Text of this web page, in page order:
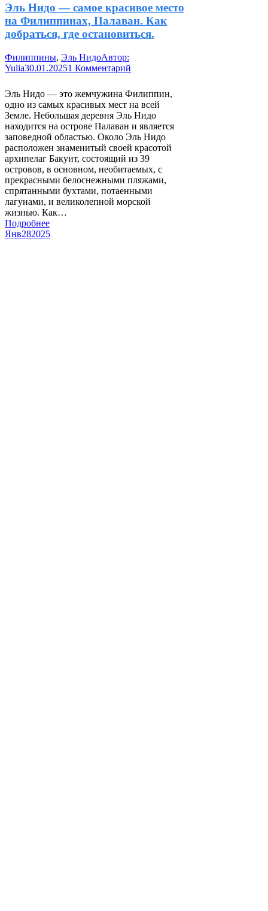
Эль Нидо — самое красивое место
на Филиппинах, Палаван. Как
добраться, где остановиться.
Филиппины, Эль НидоАвтор:
Yulia30.01.20251 Комментарий
Эль Нидо — это жемчужина Филиппин,
одно из самых красивых мест на всей
Земле. Небольшая деревня Эль Нидо
находится на острове Палаван и является
заповедной областью. Около Эль Нидо
расположен знаменитый своей красотой
архипелаг Бакуит, состоящий из 39
островов, в основном, необитаемых, с
прекрасными белоснежными пляжами,
спрятанными бухтами, потаенными
лагунами, и великолепной морской
жизнью. Как…
Подробнее
Янв282025